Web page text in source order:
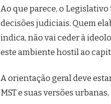
Ao que parece, o
decisões judiciais. Quem
indica, não vai ceder à
este ambiente hostil ao
A orientação geral deve
MST e suas versões